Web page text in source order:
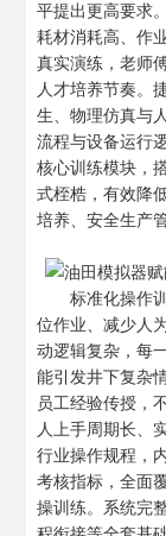
平提出更高要求
耗材消耗高、作
真实演练，老师
人才培养节奏。
生、物理仿真与
流程与设备运行
核心训练模块，
式桎梏，有效降
培养、安全生产
标准化操作
位作业、减少人
动逻辑复杂，每
能引发井下复杂
员工经验传授，
人上手周期长、
行业操作规程，
考核指标，全面
操训练。系统完